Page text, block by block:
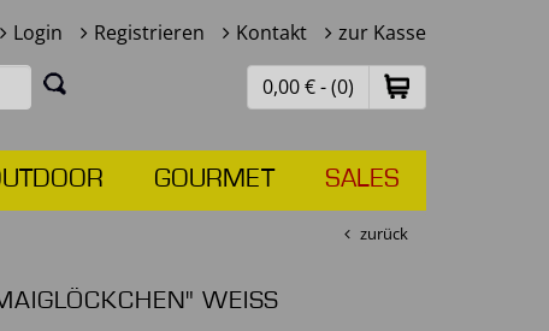
Login Registrieren Kontakt zur Kasse
0,00 € - (0)
GOURMET SALES
zurück
WEISS